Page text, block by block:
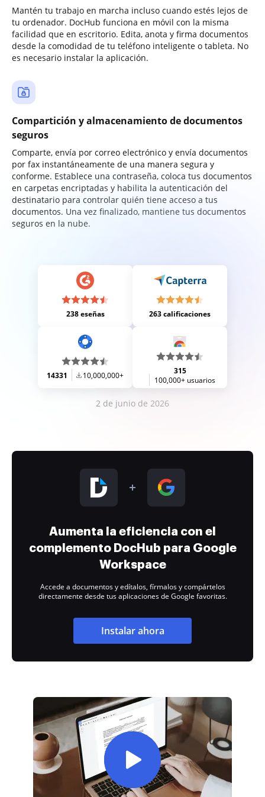
Mantén tu trabajo en marcha incluso cuando estés lejos de
tu ordenador. DocHub funciona en móvil con la misma
facilidad que en escritorio. Edita, anota y firma documentos
desde la comodidad de tu teléfono inteligente o tableta. No
es necesario instalar la aplicación.
Compartición y almacenamiento de documentos
seguros
Comparte, envía por correo electrónico y envía documentos
por fax instantáneamente de una manera segura y
conforme. Establece una contraseña, coloca tus documentos
en carpetas encriptadas y habilita la autenticación del
destinatario para controlar quién tiene acceso a tus
documentos. Una vez finalizado, mantiene tus documentos
seguros en la nube.
238 eseñas 263 calificaciones
14331 10,000,000+
315
100,000+ usuarios
2 de junio de 2026
Aumenta la eficiencia con el
complemento DocHub para Google
Workspace
Accede a documentos y edítalos, fírmalos y compártelos
directamente desde tus aplicaciones de Google favoritas.
Instalar ahora